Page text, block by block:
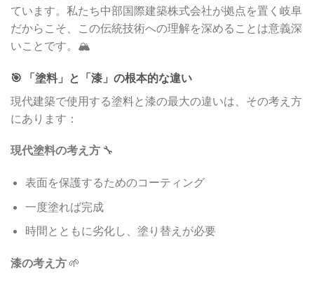
ています。私たち中部国際建築株式会社が拠点を置く岐阜
だからこそ、この伝統技術への理解を深めることは意義深
いことです。🏔️
🎯 「塗料」と「漆」の根本的な違い
現代建築で使用する塗料と漆の最大の違いは、その考え方
にあります：
現代塗料の考え方 🔧
表面を保護するためのコーティング
一度塗れば完成
時間とともに劣化し、塗り替えが必要
漆の考え方 🌱